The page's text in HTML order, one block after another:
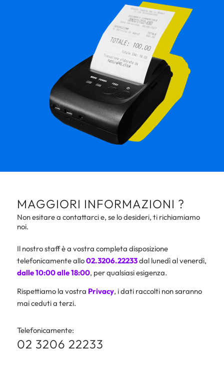
MAGGIORI INFORMAZIONI ?
Non esitare a contattarci e, se lo desideri, ti richiamiamo
noi.
Il nostro staff è a vostra completa disposizione
telefonicamente allo02.3206.22233dal lunedì al venerdì,
dalle 10:00 alle 18:00, per qualsiasi esigenza.
Rispettiamo la vostra Privacy, i dati raccolti non saranno
mai ceduti a terzi.
Telefonicamente:
02 3206 22233